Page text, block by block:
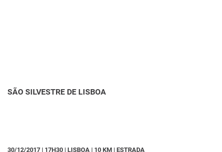
SÃO SILVESTRE DE LISBOA
30/12/2017 | 17H30 | LISBOA | 10 KM | ESTRADA